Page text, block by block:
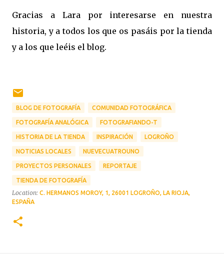
Gracias a Lara por interesarse en nuestra
historia, y a todos los que os pasáis por la tienda
y a los que leéis el blog.
BLOG DE FOTOGRAFÍA COMUNIDAD FOTOGRÁFICA
FOTOGRAFÍA ANALÓGICA FOTOGRAFIANDO-T
HISTORIA DE LA TIENDA INSPIRACIÓN LOGROÑO
NOTICIAS LOCALES NUEVECUATROUNO
PROYECTOS PERSONALES REPORTAJE
TIENDA DE FOTOGRAFÍA
Location: C. HERMANOS MOROY, 1, 26001 LOGROÑO, LA RIOJA,
ESPAÑA